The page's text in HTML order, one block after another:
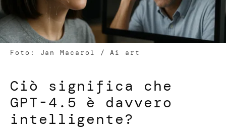
Foto: Jan Macarol / Ai art
Ciò significa che
GPT-4.5 è davvero
intelligente?